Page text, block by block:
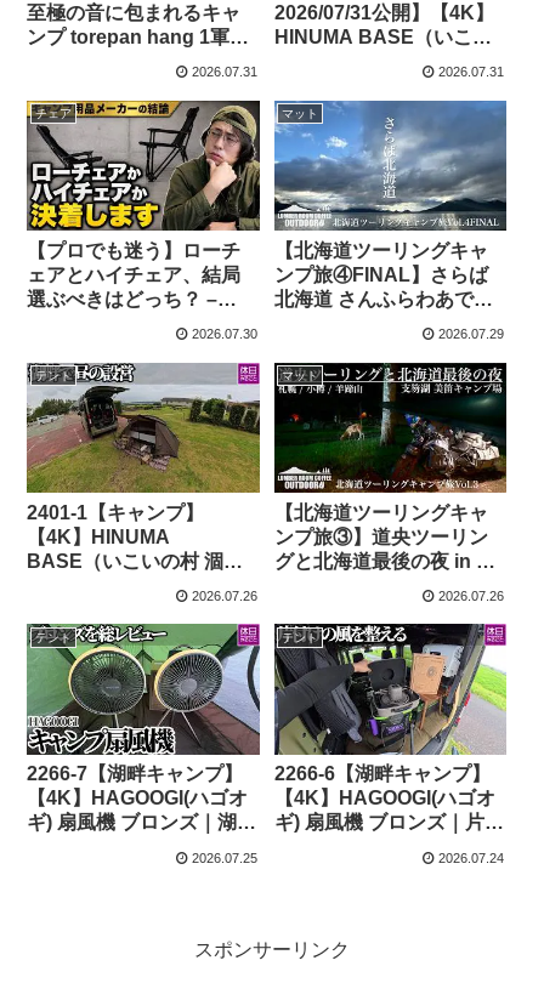
至極の音に包まれるキャ
ンプ torepan hang 1軍間
違いなしのフライパンで
channel
2026.07.31
2026/07/31公開】【4K】
HINUMA BASE（いこい
の村 涸沼）前編｜湖畔で
キャンプ時間 ￥5500～ –
休日やること / Kyuuzitsu
Yarukoto
2026.07.31
チェア
【プロでも迷う】ローチ
ェアとハイチェア、結局
選ぶべきはどっち？ –
UJack channel【千葉県
ーカー】
2026.07.30
マット
【北海道ツーリングキャ
ンプ旅④FINAL】さらば
北海道 さんふらわあで本
州へ帰ります – LUMBER
OUTDOOR
2026.07.29
テント
2401-1【キャンプ】
【4K】HINUMA
BASE（いこいの村 涸
沼）前編｜湖畔の静けさ
￥5500～ – 休日やること /
Kyuuzitsu Yarukoto
2026.07.26
マット
【北海道ツーリングキャ
ンプ旅③】道央ツーリン
グと北海道最後の夜 in 美
笛キャンプ場 – LUMBER
OUTDOOR
2026.07.26
テント
2266-7【湖畔キャンプ】
【4K】HAGOOGI(ハゴオ
ギ) 扇風機 ブロンズ｜湖畔
（収納ケース付き）
2026.07.25
テント
2266-6【湖畔キャンプ】
【4K】HAGOOGI(ハゴオ
ギ) 扇風機 ブロンズ｜片付
納ケース付き）￥13980 –
2026.07.24
スポンサーリンク